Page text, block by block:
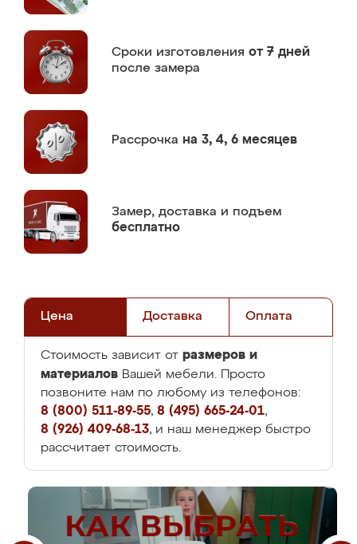
Сроки изготовления от 7 дней
после замера
Рассрочка на 3, 4, 6 месяцев
Замер, доставка и подъем
бесплатно
Цена Доставка Оплата
Стоимость зависит от размеров и
материалов Вашей мебели. Просто
позвоните нам по любому из телефонов:
8 (800) 511-89-55, 8 (495) 665-24-01,
8 (926) 409-68-13, и наш менеджер быстро
рассчитает стоимость.